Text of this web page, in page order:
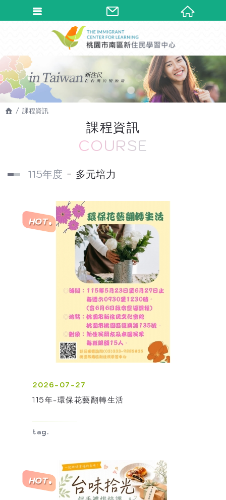
課程資訊
課程資訊
COURSE
115年度 多元培力
2026-07-27
115年-環保花藝翻轉生活
tag.